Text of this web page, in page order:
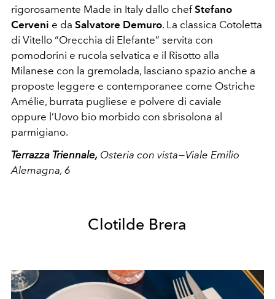
rigorosamente Made in Italy dallo chefStefano
Cerveni e da Salvatore Demuro. La classica Cotoletta
di Vitello “Orecchia di Elefante” servita con
pomodorini e rucola selvatica e il Risotto alla
Milanese con la gremolada, lasciano spazio anche a
proposte leggere e contemporanee come Ostriche
Amélie, burrata pugliese e polvere di caviale
oppure l’Uovo bio morbido con sbrisolona al
parmigiano.
Terrazza Triennale, Osteria con vista — Viale Emilio
Alemagna, 6
Clotilde Brera